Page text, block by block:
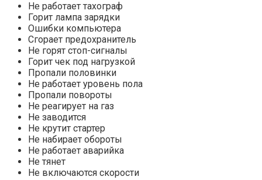
Не работает тахограф
Горит лампа зарядки
Ошибки компьютера
Сгорает предохранитель
Не горят стоп-сигналы
Горит чек под нагрузкой
Пропали половинки
Не работает уровень пола
Пропали повороты
Не реагирует на газ
Не заводится
Не крутит стартер
Не набирает обороты
Не работает аварийка
Не тянет
Не включаются скорости